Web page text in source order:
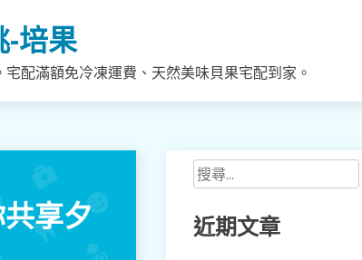
-培果
配滿額免冷凍運費、天然美味貝果宅配到家。
享夕
搜
尋
關
鍵
近期文章